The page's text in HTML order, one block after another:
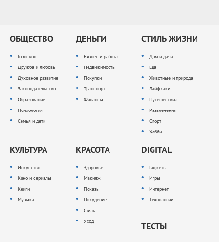
ОБЩЕСТВО
Гороскоп
Дружба и любовь
Духовное развитие
Законодательство
Образование
Психология
Семья и дети
ДЕНЬГИ
Бизнес и работа
Недвижимость
Покупки
Транспорт
Финансы
СТИЛЬ ЖИЗНИ
Дом и дача
Еда
Животные и природа
Лайфхаки
Путешествия
Развлечения
Спорт
Хобби
КУЛЬТУРА
Искусство
Кино и сериалы
Книги
Музыка
КРАСОТА
Здоровье
Макияж
Показы
Похудение
Стиль
Уход
DIGITAL
Гаджеты
Игры
Интернет
Технологии
ТЕСТЫ